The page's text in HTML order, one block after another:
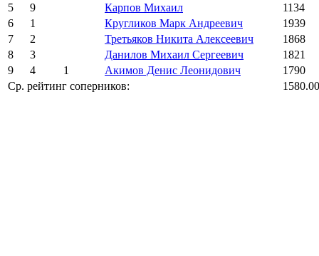
5
9 Карпов Михаил
1134
6
1 Кругликов Марк Андреевич
1939
7
2 Третьяков Никита Алексеевич
1868
8
3 Данилов Михаил Сергеевич
1821
9
4 1 Акимов Денис Леонидович
1790
Ср. рейтинг соперников:
1580.00